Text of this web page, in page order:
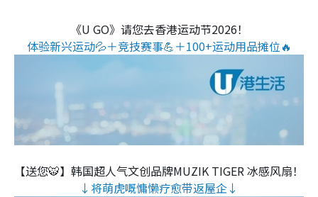
《U GO》请您去香港运动节2026！
体验新兴运动💦＋竞技赛事💪＋100+运动用品摊位🔥
【送您🐯】韩国超人气文创品牌MUZIK TIGER 冰感风扇！
↓将萌虎嘅慵懒疗愈带返屋企↓